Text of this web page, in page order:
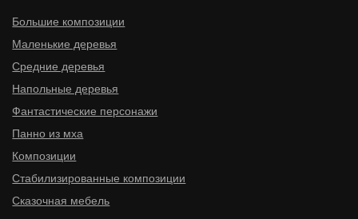
ИНН 910300116977
ОГРНИП 316910200114411
ИП Мищенко Игорь Станиславович